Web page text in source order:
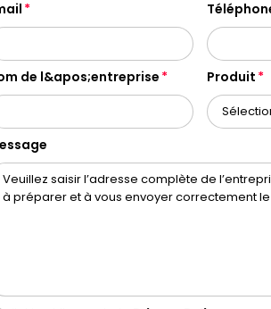
de l&apos;entreprise Produit